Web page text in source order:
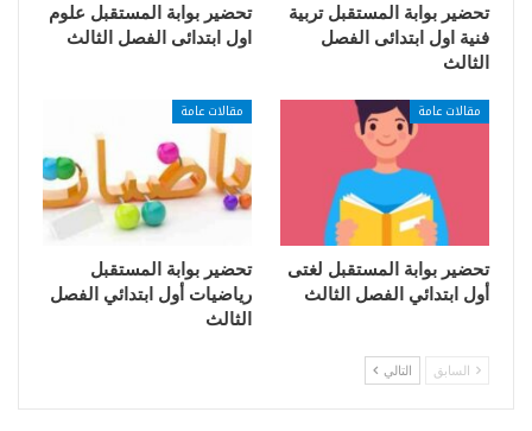
تحضير بوابة المستقبل تربية
فنية اول ابتدائى الفصل
الثالث
تحضير بوابة المستقبل علوم
اول ابتدائى الفصل الثالث
مقالات عامة
تحضير بوابة المستقبل لغتى
أول ابتدائي الفصل الثالث
مقالات عامة
تحضير بوابة المستقبل
رياضيات أول ابتدائي الفصل
الثالث
السابق التالي